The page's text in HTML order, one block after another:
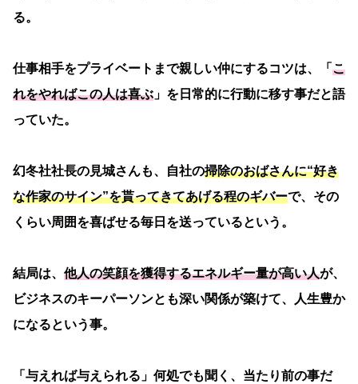
る。
仕事相手をプライベートまで親しい仲にするコツは、「 こ
れをやればこの人は喜ぶ 」を日常的に行動に移す事だと語
っていた。
幻冬社社長の見城さんも、自社の掃除のおばさんに“好き
な作家のサイン”を貰ってきてあげる程のギバーで、その
くらい周囲を喜ばせる毎日を送っているという。
結局は、 他人の笑顔を獲得するエネルギー量が高い人が、
ビジネスのキーパーソンとも深い関係が築けて、人生豊か
になるという事。
「与えれば与えられる」何処でも聞く、当たり前の事だ